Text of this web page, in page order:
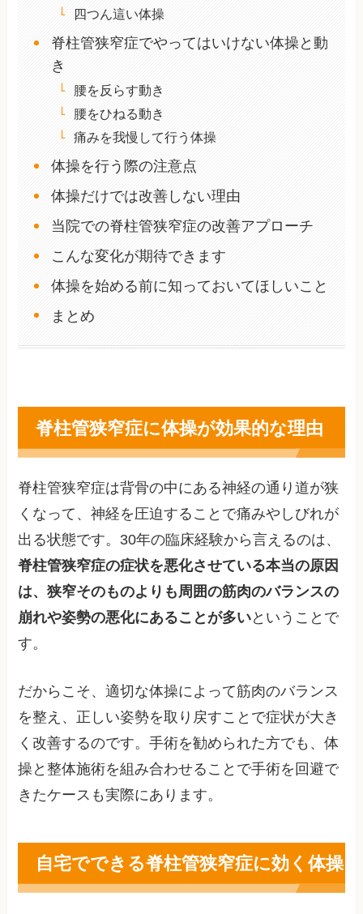
四つん這い体操
脊柱管狭窄症でやってはいけない体操と動
き
腰を反らす動き
腰をひねる動き
痛みを我慢して行う体操
体操を行う際の注意点
体操だけでは改善しない理由
当院での脊柱管狭窄症の改善アプローチ
こんな変化が期待できます
体操を始める前に知っておいてほしいこと
まとめ
脊柱管狭窄症に体操が効果的な理由
脊柱管狭窄症は背骨の中にある神経の通り道が狭
くなって、神経を圧迫することで痛みやしびれが
出る状態です。30年の臨床経験から言えるのは、
脊柱管狭窄症の症状を悪化させている本当の原因
は、狭窄そのものよりも周囲の筋肉のバランスの
崩れや姿勢の悪化にあることが多いということで
す。
だからこそ、適切な体操によって筋肉のバランス
を整え、正しい姿勢を取り戻すことで症状が大き
く改善するのです。手術を勧められた方でも、体
操と整体施術を組み合わせることで手術を回避で
きたケースも実際にあります。
自宅でできる脊柱管狭窄症に効く体操